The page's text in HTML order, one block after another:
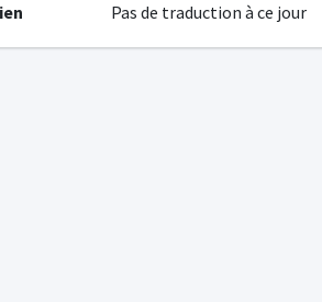
Pas de traduction à ce jour